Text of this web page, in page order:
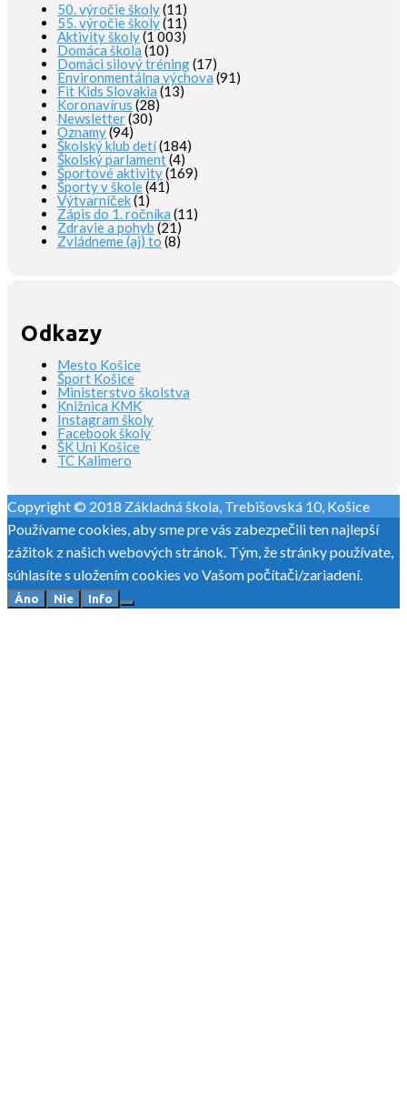
50. výročie školy(11)
55. výročie školy(11)
Aktivity školy(1 003)
Domáca škola (10)
Domáci silový tréning(17)
Environmentálna výchova (91)
Fit Kids Slovakia (13)
Koronavírus (28)
Newsletter(30)
Oznamy(94)
Školský klub detí(184)
Školský parlament(4)
Športové aktivity(169)
Športy v škole(41)
Výtvarníček(1)
Zápis do 1. ročníka (11)
Zdravie a pohyb (21)
Zvládneme (aj) to (8)
Odkazy
Mesto Košice
Šport Košice
Ministerstvo školstva
Knižnica KMK
Instagram školy
Facebook školy
ŠK Uni Košice
TC Kalimero
Copyright © 2018 Základná škola, Trebišovská 10, Košice
Používame cookies, aby sme pre vás zabezpečili ten najlepší
zážitok z našich webových stránok. Tým, že stránky používate,
súhlasíte s uložením cookies vo Vašom počítači/zariadení.
Áno Nie Info